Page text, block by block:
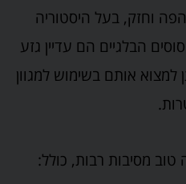
וחזק, בעל היסטוריה
הבלגיים הם עדיין גזע
למצוא אותם בשימוש למגוון
מסיבות רבות, כולל: